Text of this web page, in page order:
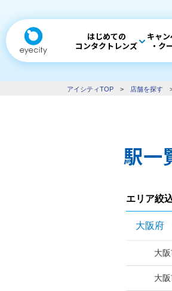
はじめての
コンタクトレンズ
キャ
・ク
アイシティTOP > 店舗を探す
駅一
エリア絞
大阪府
大
大